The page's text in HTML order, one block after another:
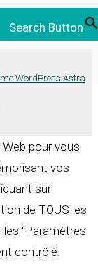
Search Button
WordPress Astra
pour vous
vos
sur
de TOUS les
"Paramètres
contrôlé.